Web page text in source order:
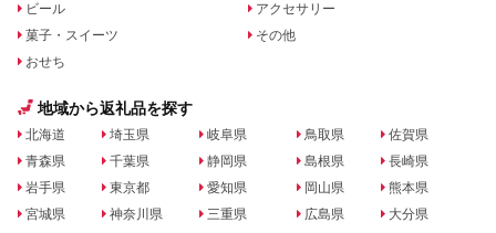
ビール
菓子・スイーツ
おせち
アクセサリー
その他
地域から返礼品を探す
北海道
青森県
岩手県
宮城県
埼玉県
千葉県
東京都
神奈川県
岐阜県
静岡県
愛知県
三重県
鳥取県
島根県
岡山県
広島県
佐賀県
長崎県
熊本県
大分県